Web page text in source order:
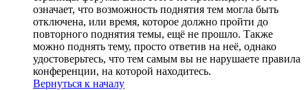
означает, что возможность поднятия тем могла быть
отключена, или время, которое должно пройти до
повторного поднятия темы, ещё не прошло. Также
можно поднять тему, просто ответив на неё, однако
удостоверьтесь, что тем самым вы не нарушаете правила
конференции, на которой находитесь.
Вернуться к началу